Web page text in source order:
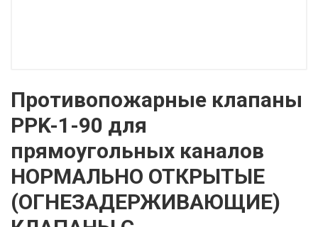
Противопожарные клапаны
PPK-1-90 для
прямоугольных каналов
НОРМАЛЬНО ОТКРЫТЫЕ
(ОГНЕЗАДЕРЖИВАЮЩИЕ)